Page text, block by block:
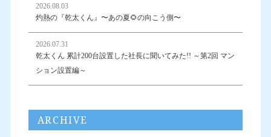
2026.08.03
灼熱の『乾太くん』〜あの夏🌻の向こう側〜
2026.07.31
乾太くん 累計200台設置した社長に聞いてみた!! ～第2回 マン
ション設置編～
ARCHIVE